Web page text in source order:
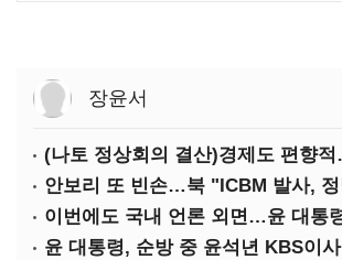
장윤서
안보리 또 빈손…북 "ICBM 발사,
이번에도 국내 언론 외면…윤 대통
윤 대통령, 순방 중 윤석년 KBS이